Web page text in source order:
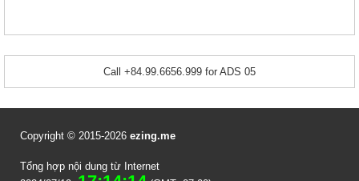
Call +84.99.6656.999 for ADS 05
Copyright © 2015-2026 ezing.me
Tổng hợp nội dung từ Internet